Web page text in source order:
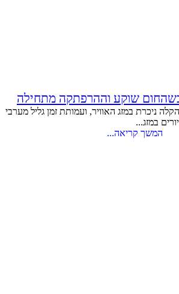
כשהחום שוקע וההרפתקה מתחילה
ניכרת במזג האוויר, ועמותת זמן גליל מערבי
במזג...
המשך קריאה...